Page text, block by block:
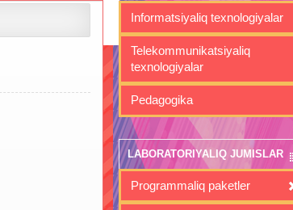
Informatsiyaliq texnologiyalar
Telekommunikatsiyaliq
texnologiyalar
Pedagogika
LABORATORIYALIQ JUMISLAR
Programmaliq paketler